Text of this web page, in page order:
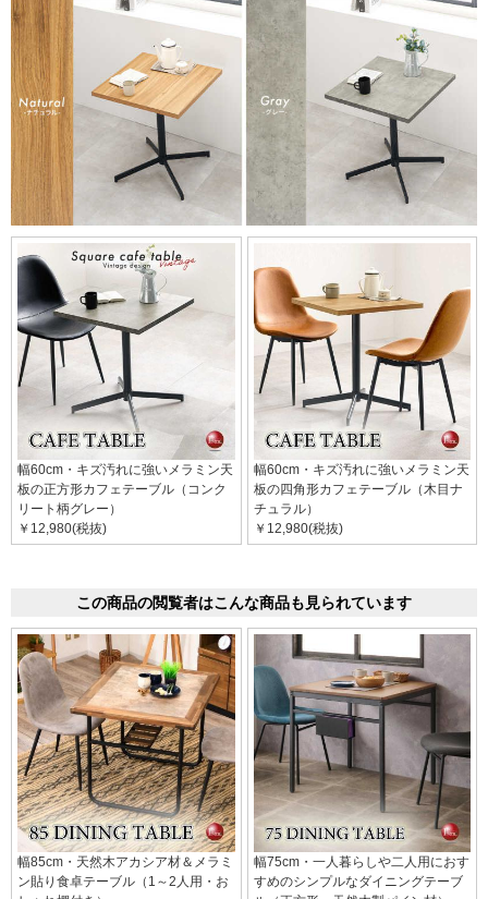
幅60cm・キズ汚れに強いメラミン天
板の正方形カフェテーブル（コンク
リート柄グレー）
￥12,980(税抜)
幅60cm・キズ汚れに強いメラミン天
板の四角形カフェテーブル（木目ナ
チュラル）
￥12,980(税抜)
この商品の閲覧者はこんな商品も見られています
幅85cm・天然木アカシア材＆メラミ
ン貼り食卓テーブル（1～2人用・お
幅75cm・一人暮らしや二人用におす
すめのシンプルなダイニングテーブ